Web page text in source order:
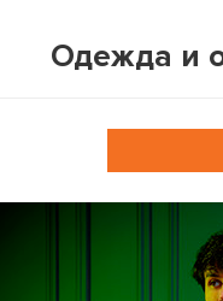
Одежда и